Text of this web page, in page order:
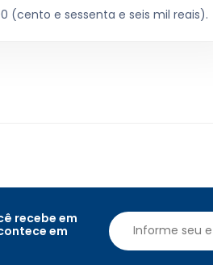
(cento e sessenta e seis mil reais).
recebe em
em